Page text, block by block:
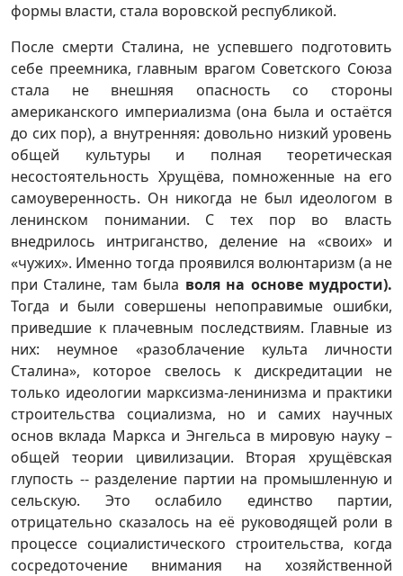
формы власти, стала воровской республикой.
После смерти Сталина, не успевшего подготовить
себе преемника, главным врагом Советского Союза
стала не внешняя опасность со стороны
американского империализма (она была и остаётся
до сих пор), а внутренняя: довольно низкий уровень
общей культуры и полная теоретическая
несостоятельность Хрущёва, помноженные на его
самоуверенность. Он никогда не был идеологом в
ленинском понимании. С тех пор во власть
внедрилось интриганство, деление на «своих» и
«чужих». Именно тогда проявился волюнтаризм (а не
при Сталине, там была воля на основе мудрости).
Тогда и были совершены непоправимые ошибки,
приведшие к плачевным последствиям. Главные из
них: неумное «разоблачение культа личности
Сталина», которое свелось к дискредитации не
только идеологии марксизма-ленинизма и практики
строительства социализма, но и самих научных
основ вклада Маркса и Энгельса в мировую науку –
общей теории цивилизации. Вторая хрущёвская
глупость -- разделение партии на промышленную и
сельскую. Это ослабило единство партии,
отрицательно сказалось на её руководящей роли в
процессе социалистического строительства, когда
сосредоточение внимания на хозяйственной